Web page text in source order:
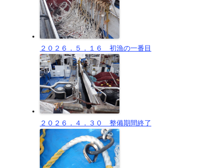
２０２６．５．１６ 初漁の一番目
２０２６．４．３０ 整備期間終了